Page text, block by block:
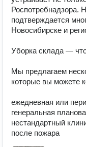
Роспотребнадзора.
подтверждается
Новосибирске и
Уборка склада —
Мы предлагаем
которые вы можете
ежедневная или
генеральная
нестандартный
после пожара